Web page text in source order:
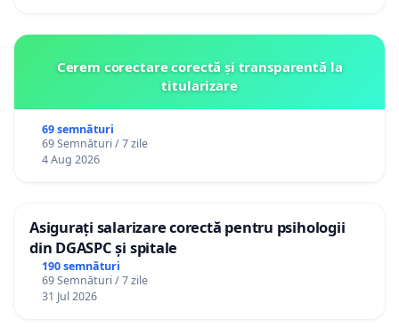
Cerem corectare corectă și transparentă la
titularizare
69 semnături
69 Semnături / 7 zile
4 Aug 2026
Asigurați salarizare corectă pentru psihologii
din DGASPC și spitale
190 semnături
69 Semnături / 7 zile
31 Jul 2026